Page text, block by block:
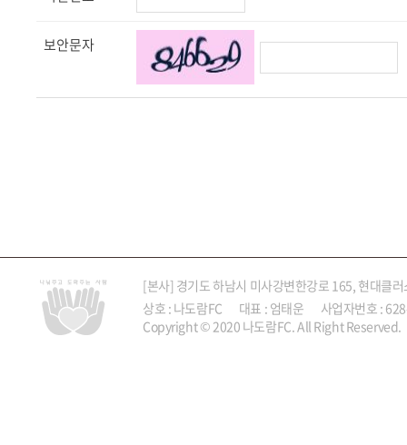
보안문자
[본사] 경기도 하남시 미사강변한강로 165, 현대클
상호 : 나도람FC 대표 : 엄태운 사업자번호 :
Copyright © 2020 나도람FC. All Right Reserved.